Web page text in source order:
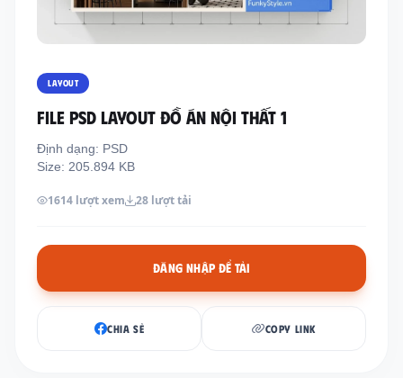
F.BLOG
Địa chỉ:
Thành Phố Hồ Chí Minh, Việt Nam
Điện thoại: 093 803 9170
Đăng ký
LAYOUT
FILE PSD LAYOUT ĐỒ ÁN NỘI THẤT 1
Định dạng: PSD
Size: 205.894 KB
1614 lượt xem 28 lượt tải
ĐĂNG NHẬP ĐỂ TẢI
CHIA SẺ COPY LINK